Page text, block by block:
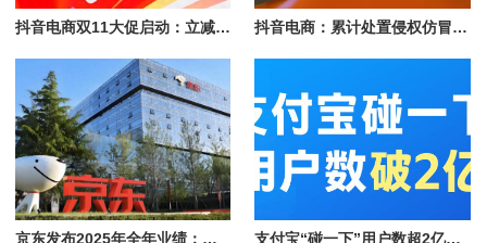
抖音电商双11大促启动：立减、直降叠加消费券，商家享免佣等政策 抖音电商：累计处置侵权仿冒达人账号1.1万个，处置仿冒带货商品超6700个
京东发布2025年全年业绩：实现收入用户双位数增长 支付宝“碰一下”用户数超2亿！拿下1亿新用户速度快1倍